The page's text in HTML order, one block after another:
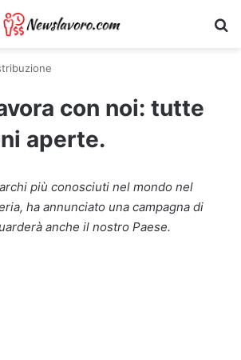
con noi: tutte
aperte.
più conosciuti nel mondo nel
ha annunciato una campagna di
anche il nostro Paese.